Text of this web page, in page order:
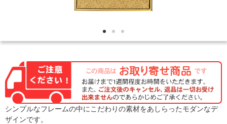
シンプルなフレームの中にこだわりの素材をあしらったモダンなデ
ザインです。